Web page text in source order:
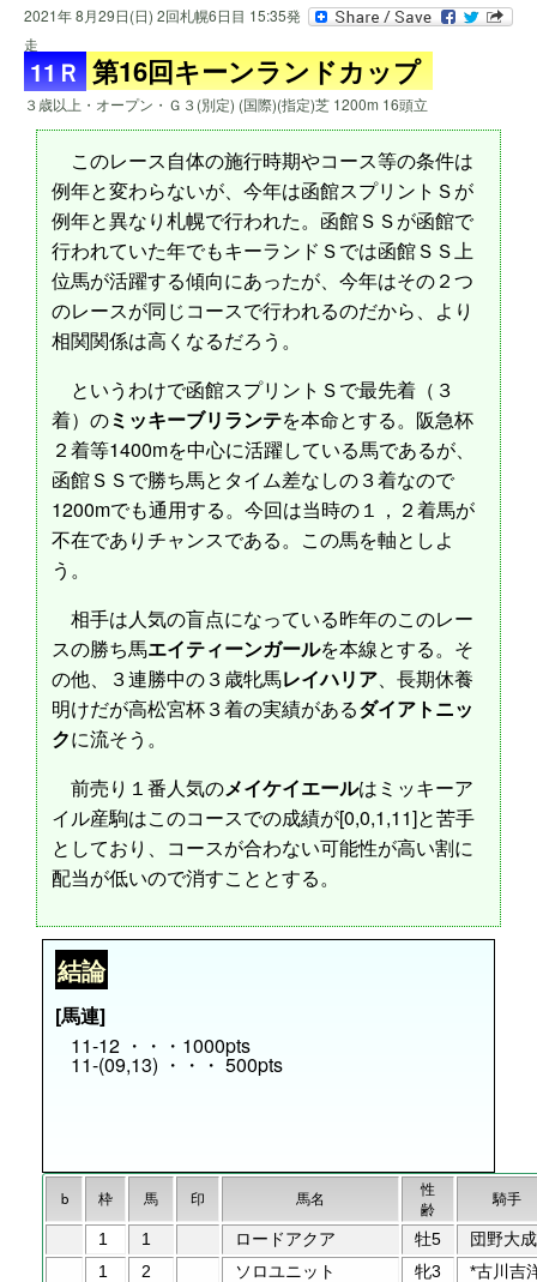
2021年 8月29日(日) 2回札幌6日目 15:35発
走
11Ｒ 第16回キーンランドカップ
３歳以上・オープン・Ｇ３(別定) (国際)(指定)芝 1200m 16頭立
このレース自体の施行時期やコース等の条件は
例年と変わらないが、今年は函館スプリントＳが
例年と異なり札幌で行われた。函館ＳＳが函館で
行われていた年でもキーランドＳでは函館ＳＳ上
位馬が活躍する傾向にあったが、今年はその２つ
のレースが同じコースで行われるのだから、より
相関関係は高くなるだろう。
というわけで函館スプリントＳで最先着（３
着）のミッキーブリランテを本命とする。阪急杯
２着等1400mを中心に活躍している馬であるが、
函館ＳＳで勝ち馬とタイム差なしの３着なので
1200mでも通用する。今回は当時の１，２着馬が
不在でありチャンスである。この馬を軸としよ
う。
相手は人気の盲点になっている昨年のこのレー
スの勝ち馬エイティーンガールを本線とする。そ
の他、３連勝中の３歳牝馬レイハリア、長期休養
明けだが高松宮杯３着の実績があるダイアトニッ
クに流そう。
前売り１番人気のメイケイエールはミッキーア
イル産駒はこのコースでの成績が[0,0,1,11]と苦手
としており、コースが合わない可能性が高い割に
配当が低いので消すこととする。
結論
[馬連]
11-12 ・・・1000pts
11-(09,13) ・・・ 500pts
b 枠 馬 印 馬名
性
齢
騎手
1 1 ロードアクア 牡5
団野大成
1
2 ソロユニット 牝3
*古川吉